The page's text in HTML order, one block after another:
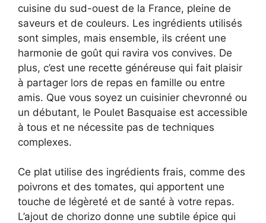
cuisine du sud-ouest de la France, pleine de
saveurs et de couleurs. Les ingrédients utilisés
sont simples, mais ensemble, ils créent une
harmonie de goût qui ravira vos convives. De
plus, c’est une recette généreuse qui fait plaisir
à partager lors de repas en famille ou entre
amis. Que vous soyez un cuisinier chevronné ou
un débutant, le Poulet Basquaise est accessible
à tous et ne nécessite pas de techniques
complexes.
Ce plat utilise des ingrédients frais, comme des
poivrons et des tomates, qui apportent une
touche de légèreté et de santé à votre repas.
L’ajout de chorizo donne une subtile épice qui